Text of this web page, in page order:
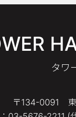
タワ
〒134-0091 東